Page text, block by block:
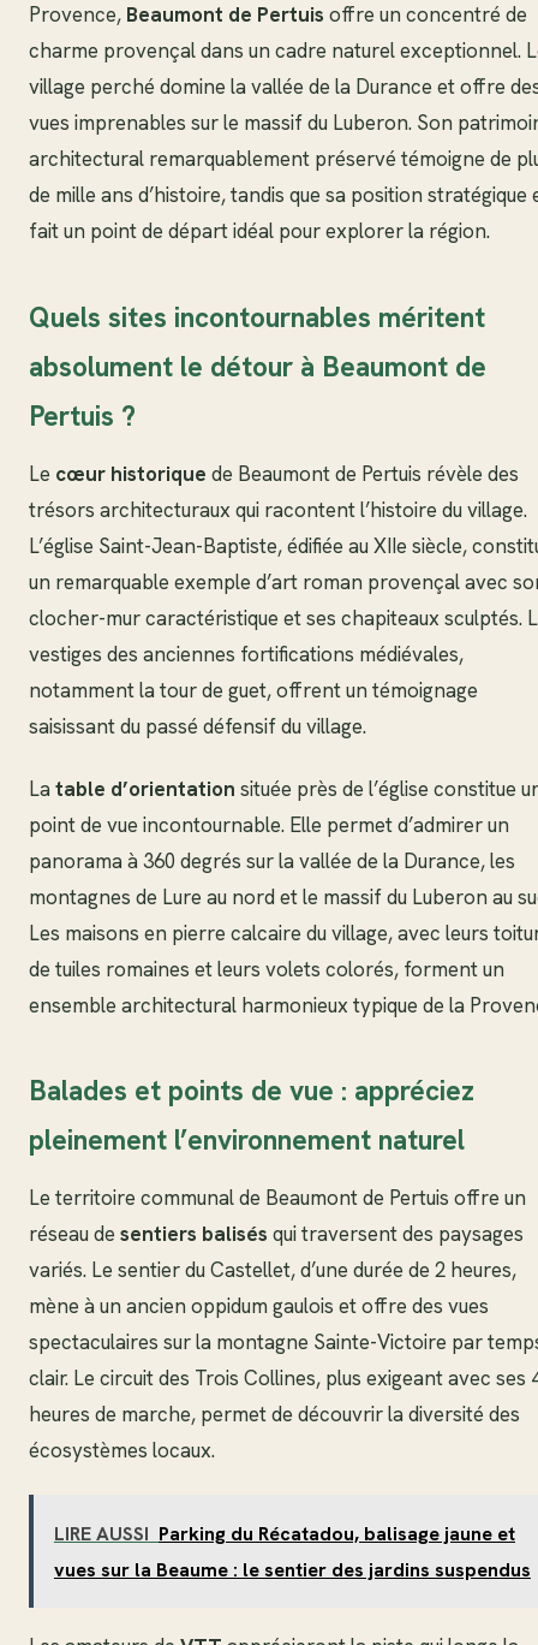
Provence, Beaumont de Pertuis offre un concentré de
charme provençal dans un cadre naturel exceptionnel.
village perché domine la vallée de la Durance et offre
vues imprenables sur le massif du Luberon. Son
architectural remarquablement préservé témoigne de
de mille ans d’histoire, tandis que sa position stratégique
fait un point de départ idéal pour explorer la région.
Quels sites incontournables méritent
absolument le détour à Beaumont de
Pertuis ?
Le cœur historique de Beaumont de Pertuis révèle des
trésors architecturaux qui racontent l’histoire du village.
L’église Saint-Jean-Baptiste, édifiée au XIIe siècle,
un remarquable exemple d’art roman provençal avec
clocher-mur caractéristique et ses chapiteaux sculptés.
vestiges des anciennes fortifications médiévales,
notamment la tour de guet, offrent un témoignage
saisissant du passé défensif du village.
La table d’orientation située près de l’église constitue
point de vue incontournable. Elle permet d’admirer un
panorama à 360 degrés sur la vallée de la Durance, les
montagnes de Lure au nord et le massif du Luberon au
Les maisons en pierre calcaire du village, avec leurs
de tuiles romaines et leurs volets colorés, forment un
ensemble architectural harmonieux typique de la
Balades et points de vue : appréciez
pleinement l’environnement naturel
Le territoire communal de Beaumont de Pertuis offre un
réseau de sentiers balisés qui traversent des paysages
variés. Le sentier du Castellet, d’une durée de 2 heures,
mène à un ancien oppidum gaulois et offre des vues
spectaculaires sur la montagne Sainte-Victoire par
clair. Le circuit des Trois Collines, plus exigeant avec ses
heures de marche, permet de découvrir la diversité des
écosystèmes locaux.
LIRE AUSSI Parking du Récatadou, balisage jaune et
vues sur la Beaume : le sentier des jardins suspendus